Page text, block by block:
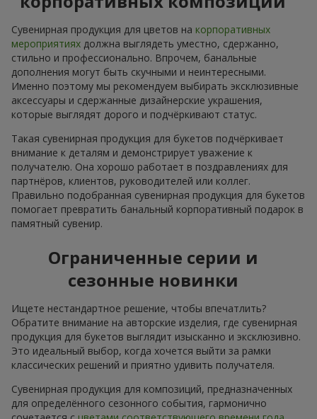
Сувенирная продукция для цветов на корпоративных
мероприятиях должна выглядеть уместно, сдержанно,
стильно и профессионально. Впрочем, банальные
дополнения могут быть скучными и неинтересными.
Именно поэтому мы рекомендуем выбирать эксклюзивные
аксессуары и сдержанные дизайнерские украшения,
которые выглядят дорого и подчёркивают статус.
Такая сувенирная продукция для букетов подчёркивает
внимание к деталям и демонстрирует уважение к
получателю. Она хорошо работает в поздравлениях для
партнёров, клиентов, руководителей или коллег.
Правильно подобранная сувенирная продукция для букетов
помогает превратить банальный корпоративный подарок в
памятный сувенир.
Ограниченные серии и
сезонные новинки
Ищете нестандартное решение, чтобы впечатлить?
Обратите внимание на авторские изделия, где сувенирная
продукция для букетов выглядит изысканно и эксклюзивно.
Это идеальный выбор, когда хочется выйти за рамки
классических решений и приятно удивить получателя.
Сувенирная продукция для композиций, предназначенных
для определённого сезонного события, гармонично